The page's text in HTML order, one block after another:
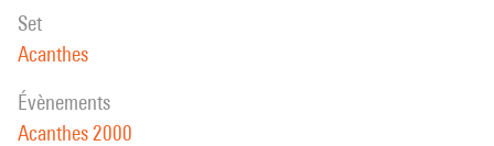
set
Acanthes
évènements
Acanthes 2000